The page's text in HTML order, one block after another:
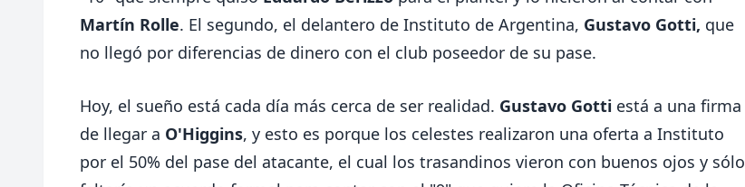
Martín Rolle. El segundo, el delantero de Instituto de Argentina, Gustavo Gotti, que
no llegó por diferencias de dinero con el club poseedor de su pase.
Hoy, el sueño está cada día más cerca de ser realidad. Gustavo Gotti está a una firma
de llegar a O'Higgins, y esto es porque los celestes realizaron una oferta a Instituto
por el 50% del pase del atacante, el cual los trasandinos vieron con buenos ojos y sólo